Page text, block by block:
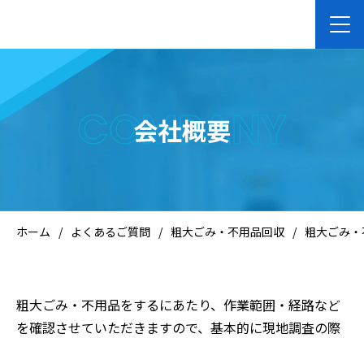
ホーム
企業向けサービス
お知らせ
COMPANY
会社概要
ホーム / よくあるご質問 / 粗大ごみ・不用品回収 / 粗大ごみ
粗大ごみ・不用品をするにあたり、作業範囲・経路など
を確認させていただきますので、基本的に現地調査の際